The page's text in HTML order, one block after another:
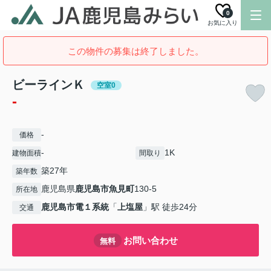
お気に入り
0
この物件の募集は終了しました。
ビーラインＫ 空室0
-
価格 -
建物面積- 間取り 1K
築年数 築27年
所在地 鹿児島県鹿児島市魚見町130-5
交通 鹿児島市電１系統「 上塩屋 」駅 徒歩24分
無料 お問い合わせ